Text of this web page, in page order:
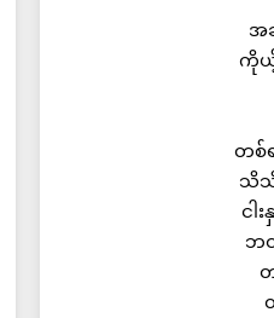
အ
ကိုယ့်
တစ်
သိသိ
ငါ
ဘ